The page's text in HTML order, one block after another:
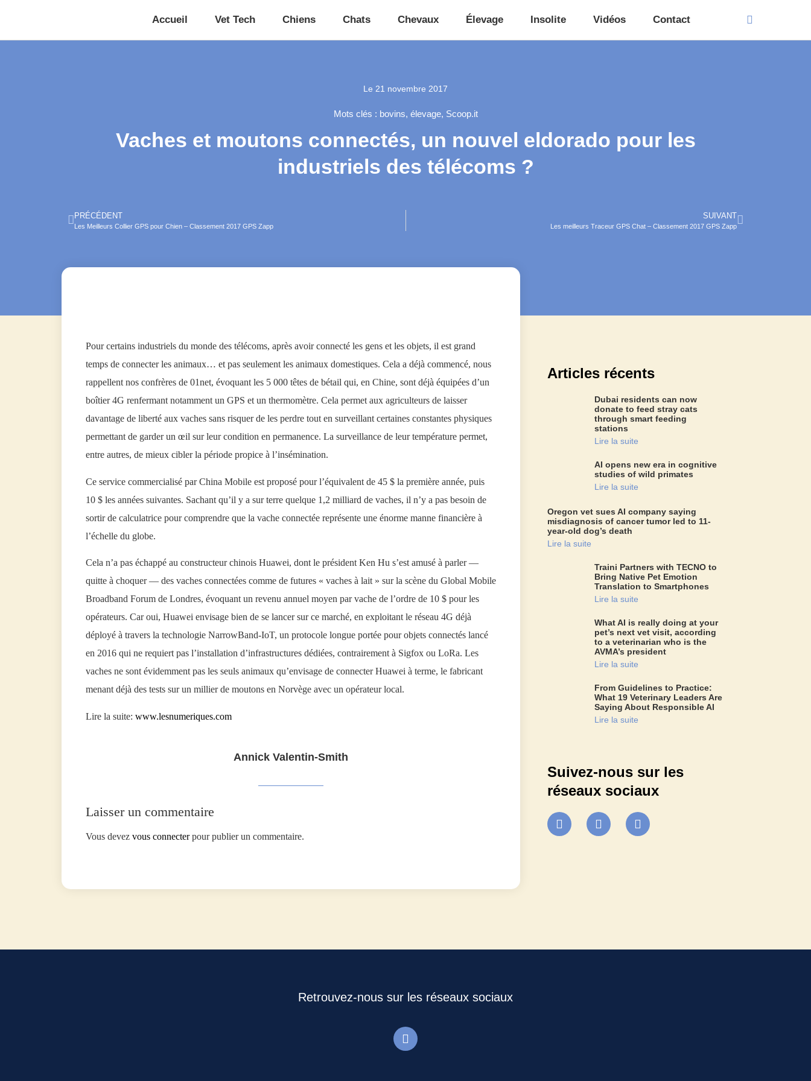
Accueil Vet Tech Chiens Chats Chevaux Élevage Insolite Vidéos Contact
Le 21 novembre 2017
Mots clés : bovins, élevage, Scoop.it
Vaches et moutons connectés, un nouvel eldorado pour les
industriels des télécoms ?
PRÉCÉDENT
Les Meilleurs Collier GPS pour Chien – Classement 2017 GPS Zapp
SUIVANT
Les meilleurs Traceur GPS Chat – Classement 2017 GPS Zapp
Pour certains industriels du monde des télécoms, après avoir connecté les gens et les objets, il est grand
temps de connecter les animaux… et pas seulement les animaux domestiques. Cela a déjà commencé, nous
rappellent nos confrères de 01net, évoquant les 5 000 têtes de bétail qui, en Chine, sont déjà équipées d’un
boîtier 4G renfermant notamment un GPS et un thermomètre. Cela permet aux agriculteurs de laisser
davantage de liberté aux vaches sans risquer de les perdre tout en surveillant certaines constantes physiques
permettant de garder un œil sur leur condition en permanence. La surveillance de leur température permet,
entre autres, de mieux cibler la période propice à l’insémination.
Ce service commercialisé par China Mobile est proposé pour l’équivalent de 45 $ la première année, puis
10 $ les années suivantes. Sachant qu’il y a sur terre quelque 1,2 milliard de vaches, il n’y a pas besoin de
sortir de calculatrice pour comprendre que la vache connectée représente une énorme manne financière à
l’échelle du globe.
Cela n’a pas échappé au constructeur chinois Huawei, dont le président Ken Hu s’est amusé à parler —
quitte à choquer — des vaches connectées comme de futures « vaches à lait » sur la scène du Global Mobile
Broadband Forum de Londres, évoquant un revenu annuel moyen par vache de l’ordre de 10 $ pour les
opérateurs. Car oui, Huawei envisage bien de se lancer sur ce marché, en exploitant le réseau 4G déjà
déployé à travers la technologie NarrowBand-IoT, un protocole longue portée pour objets connectés lancé
en 2016 qui ne requiert pas l’installation d’infrastructures dédiées, contrairement à Sigfox ou LoRa. Les
vaches ne sont évidemment pas les seuls animaux qu’envisage de connecter Huawei à terme, le fabricant
menant déjà des tests sur un millier de moutons en Norvège avec un opérateur local.
Lire la suite: www.lesnumeriques.com
Annick Valentin-Smith
Laisser un commentaire
Vous devez vous connecterpour publier un commentaire.
Articles récents
Dubai residents can now
donate to feed stray cats
through smart feeding
stations
Lire la suite
AI opens new era in cognitive
studies of wild primates
Lire la suite
Oregon vet sues AI company saying
misdiagnosis of cancer tumor led to 11-
year-old dog’s death
Lire la suite
Traini Partners with TECNO to
Bring Native Pet Emotion
Translation to Smartphones
Lire la suite
What AI is really doing at your
pet’s next vet visit, according
to a veterinarian who is the
AVMA’s president
Lire la suite
From Guidelines to Practice:
What 19 Veterinary Leaders Are
Saying About Responsible AI
Lire la suite
Suivez-nous sur les
réseaux sociaux
Retrouvez-nous sur les réseaux sociaux